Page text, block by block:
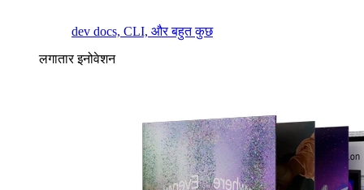
dev docs, CLI, और बहुत कुछ
लगातार इनोवेशन